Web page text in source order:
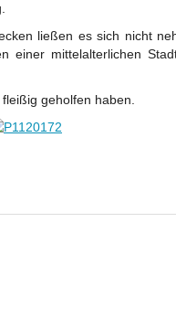
ließen es sich nicht
einer mittelalterlichen
geholfen haben.